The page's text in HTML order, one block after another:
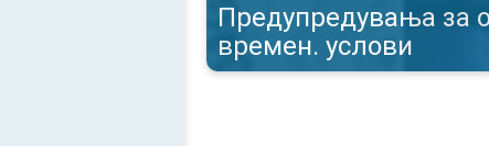
Предупредувања за
времен. услови